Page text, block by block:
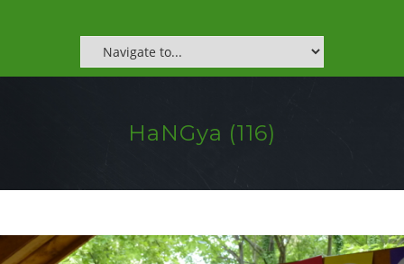
HaNGya (116)